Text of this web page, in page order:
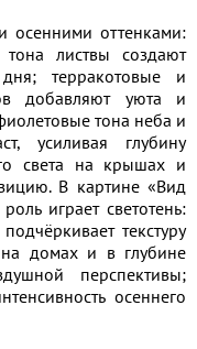
осенними оттенками:
листвы создают
терракотовые и
добавляют уюта и
тона неба и
усиливая глубину
света на крышах и
В картине «Вид
играет светотень:
текстуру
домах и в глубине
перспективы;
осеннего